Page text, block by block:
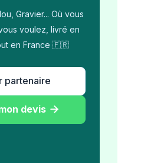
Gravier... Où vous
voulez, livré en
en France 🇫🇷
partenaire
devis 